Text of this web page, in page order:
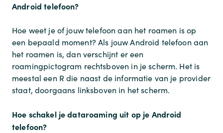
Android telefoon?
Hoe weet je of jouw telefoon aan het roamen is op
een bepaald moment? Als jouw Android telefoon aan
het roamen is, dan verschijnt er een
roamingpictogram rechtsboven in je scherm. Het is
meestal een R die naast de informatie van je provider
staat, doorgaans linksboven in het scherm.
Hoe schakel je dataroaming uit op je Android
telefoon?